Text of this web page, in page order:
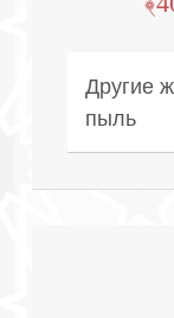
Другие
пыль